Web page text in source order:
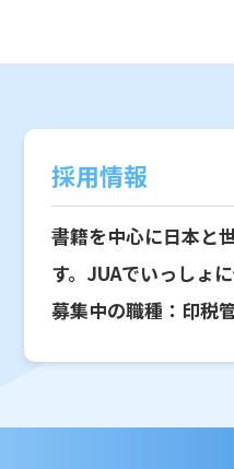
採用情報
書籍を中心に日本と
す。JUAでいっしょ
募集中の職種：印税